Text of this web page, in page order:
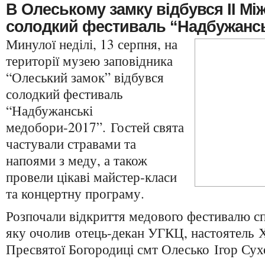
В Олеському замку відбувся ІІ
солодкий фестиваль
Минулої неділі, 13 серпня, на
території музею заповідника
“Олеський замок” відбувся
солодкий фестиваль
“Надбужанські
медобори-2017”. Гостей свята
частували стравами та
напоями з меду, а також
провели цікаві майстер-класи
та концертну програму.
Розпочали відкриття медового фестивалю
яку очолив отець-декан УГКЦ, настоятель
Пресвятої Богородиці смт Олесько Ігор